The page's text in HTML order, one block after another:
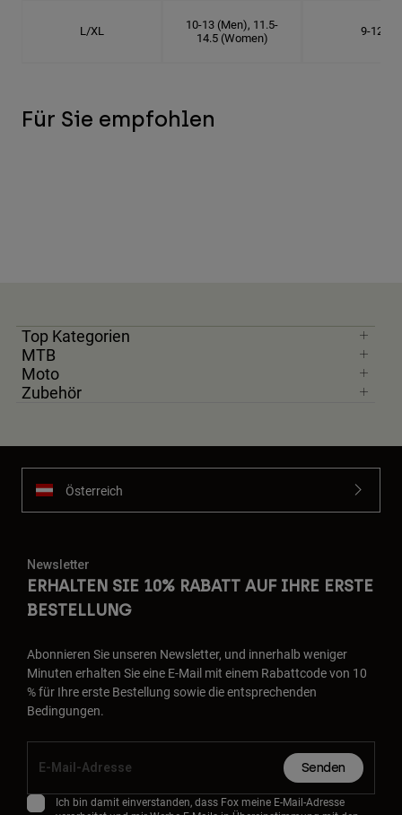
L/XL
10-13 (Men), 11.5-
14.5 (Women)
9-12
Für Sie empfohlen
Top Kategorien
MTB
Moto
Zubehör
Österreich
Newsletter
ERHALTEN SIE 10% RABATT AUF IHRE ERSTE
BESTELLUNG
Abonnieren Sie unseren Newsletter, und innerhalb weniger
Minuten erhalten Sie eine E-Mail mit einem Rabattcode von 10
% für Ihre erste Bestellung sowie die entsprechenden
Bedingungen.
Senden
Ich bin damit einverstanden, dass Fox meine E-Mail-Adresse